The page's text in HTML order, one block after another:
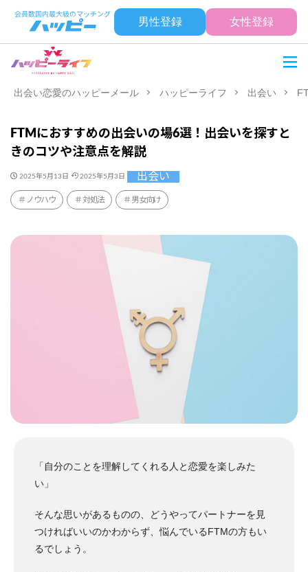
男性登録 女性登録
出会い恋愛のハッピーメール ハッピーライフ 出会い
FTMにおすすめの出会いの場6選！出会いを探すと
きのコツや注意点を解説
2025年5月13日 2025年5月3日 出会い
ノウハウ 対処法 男女向け
「自分のことを理解してくれる人と恋愛を楽しみた
い」
そんな思いがあるものの、どうやってパートナーを見
つければいいのかわからず、悩んでいるFTMの方もい
るでしょう。